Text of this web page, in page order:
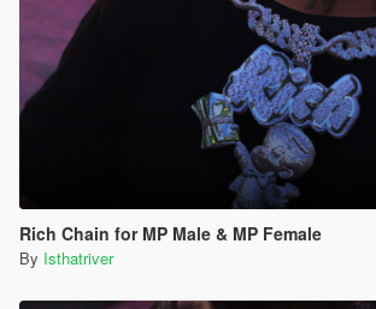
Rich Chain for MP Male & MP Female
By Isthatriver